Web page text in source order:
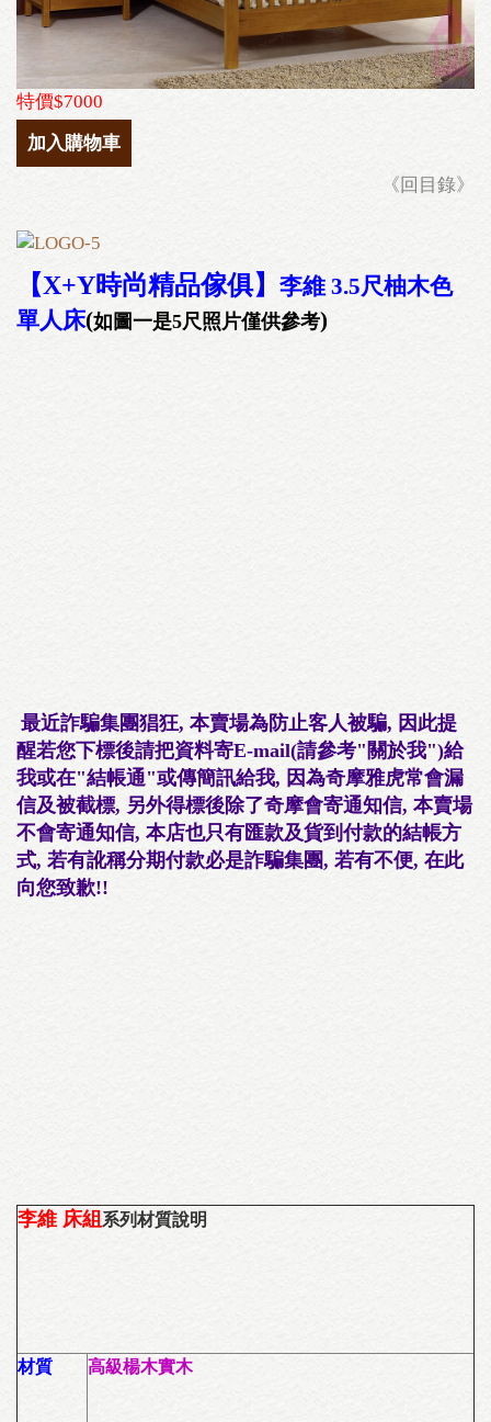
特價$7000
加入購物車
《回目錄》
【X+Y時尚精品傢俱】 李維 3.5尺柚木色
單人床(如圖一是5尺照片僅供參考)
最近詐騙集團猖狂, 本賣場為防止客人被騙, 因此提
醒若您下標後請把資料寄E-mail(請參考"關於我")給
我或在"結帳通"或傳簡訊給我, 因為奇摩雅虎常會漏
信及被截標, 另外得標後除了奇摩會寄通知信, 本賣場
不會寄通知信, 本店也只有匯款及貨到付款的結帳方
式, 若有訛稱分期付款必是詐騙集團, 若有不便, 在此
向您致歉!!
李維 床組 系列材質說明
材質 高級楊木實木